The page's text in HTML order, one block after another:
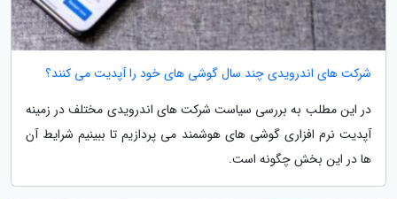
شرکت های اندرویدی چند سال گوشی های خود را آپدیت می کنند؟
در این مطلب به بررسی سیاست شرکت های اندرویدی مختلف در زمینه
آپدیت نرم افزاری گوشی های هوشمند می پردازیم تا ببینیم شرایط آن
ها در این بخش چگونه است.